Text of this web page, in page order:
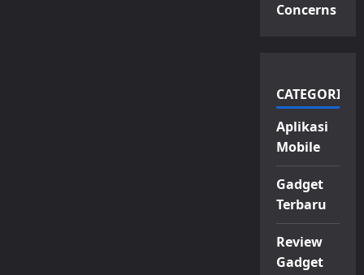
Concerns
CATEGORIES
Aplikasi
Mobile
Gadget
Terbaru
Review
Gadget